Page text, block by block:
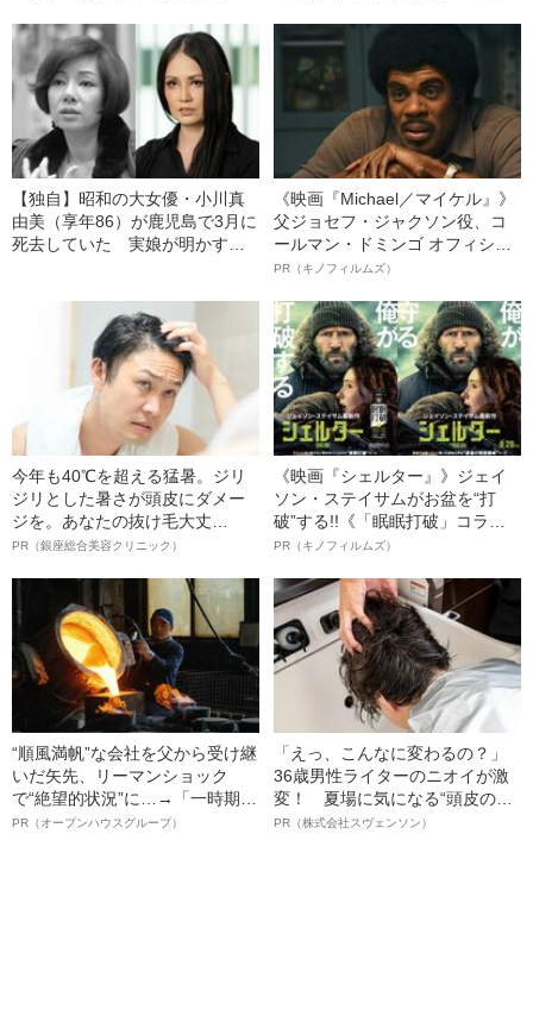
いました」柿谷や宇佐美ともプ
レーした“サッカー選手”が視覚障
害を負った“恐怖の瞬間”を明かす
【独自】昭和の大女優・小川真
由美（享年86）が鹿児島で3月に
死去していた 実娘が明かす
《映画『Michael／マイケル』》
父ジョセフ・ジャクソン役、コ
ールマン・ドミンゴ オフィシャ
ルインタビュー“観客を魅了した
語る”《日本興収70億円突破》
PR（キノフィルムズ）
今年も40℃を超える猛暑。ジリ
ジリとした暑さが頭皮にダメー
ジを。あなたの抜け毛大丈
夫！？
PR（銀座総合美容クリニック）
《映画『シェルター』》ジェイ
ソン・ステイサムがお盆を“打
破”する!!《「眠眠打破」コラ
ボ》
PR（キノフィルムズ）
“順風満帆”な会社を父から受け継
いだ矢先、リーマンショック
で“絶望的状況”に…→「一時期は
納品3年待ち」のヒット商品を生
PR（オープンハウスグループ）
「えっ、こんなに変わるの？」
36歳男性ライターのニオイが激
変！ 夏場に気になる“頭皮のニ
オイ”や“ベタつき”を解消す
PR（株式会社スヴェンソン）